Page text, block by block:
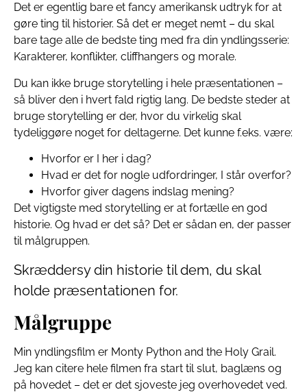
Det er egentlig bare et fancy amerikansk udtryk for at
gøre ting til historier. Så det er meget nemt – du skal
bare tage alle de bedste ting med fra din yndlingsserie:
Karakterer, konflikter, cliffhangers og morale.
Du kan ikke bruge storytelling i hele præsentationen –
så bliver den i hvert fald rigtig lang. De bedste steder at
bruge storytelling er der, hvor du virkelig skal
tydeliggøre noget for deltagerne. Det kunne f.eks. være:
Hvorfor er I her i dag?
Hvad er det for nogle udfordringer, I står overfor?
Hvorfor giver dagens indslag mening?
Det vigtigste med storytelling er at fortælle en god
historie. Og hvad er det så? Det er sådan en, der passer
til målgruppen.
Skræddersy din historie til dem, du skal
holde præsentationen for.
Målgruppe
Min yndlingsfilm er Monty Python and the Holy Grail.
Jeg kan citere hele filmen fra start til slut, baglæns og
på hovedet – det er det sjoveste jeg overhovedet ved.